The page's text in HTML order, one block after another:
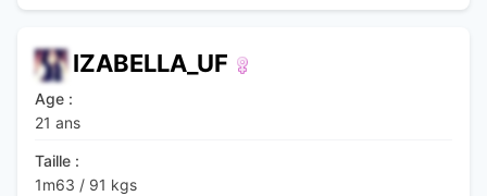
IZABELLA_UF
Age :
21 ans
Taille :
1m63 / 91 kgs